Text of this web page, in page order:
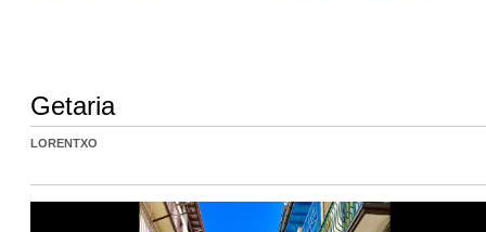
Getaria
LORENTXO